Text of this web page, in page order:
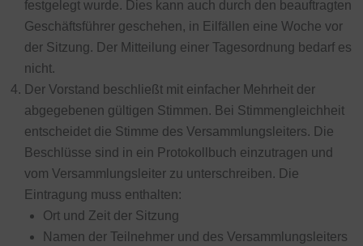
festgelegt wurde. Dies kann auch durch den beauftragten
Geschäftsführer geschehen, in Eilfällen eine Woche vor
der Sitzung. Der Mitteilung einer Tagesordnung bedarf es
nicht.
Der Vorstand beschließt mit einfacher Mehrheit der
abgegebenen gültigen Stimmen. Bei Stimmengleichheit
entscheidet die Stimme des Versammlungsleiters. Die
Beschlüsse sind in ein Protokollbuch einzutragen und
vom Versammlungsleiter zu unterschreiben. Die
Eintragung muss enthalten:
Ort und Zeit der Sitzung
Namen der Teilnehmer und des Versammlungsleiters